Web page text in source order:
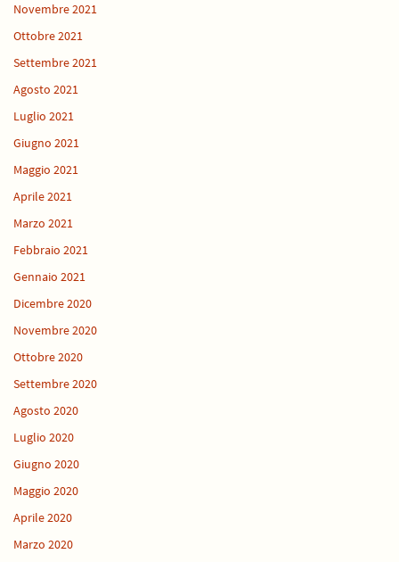
Novembre 2021
Ottobre 2021
Settembre 2021
Agosto 2021
Luglio 2021
Giugno 2021
Maggio 2021
Aprile 2021
Marzo 2021
Febbraio 2021
Gennaio 2021
Dicembre 2020
Novembre 2020
Ottobre 2020
Settembre 2020
Agosto 2020
Luglio 2020
Giugno 2020
Maggio 2020
Aprile 2020
Marzo 2020